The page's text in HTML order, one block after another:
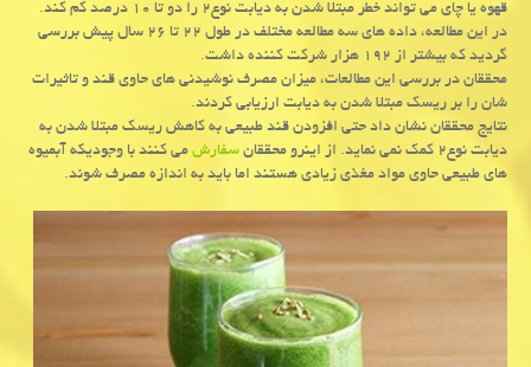
قهوه یا چای می تواند خطر مبتلا شدن به دیابت نوع۲ را دو تا ۱۰ درصد كم كند.
در این مطالعه، داده های سه مطالعه مختلف در طول ۲۲ تا ۲۶ سال پیش بررسی
گردید كه بیشتر از ۱۹۲ هزار شركت كننده داشت.
محققان در بررسی این مطالعات، میزان مصرف نوشیدنی های حاوی قند و تاثیرات
شان را بر ریسك مبتلا شدن به دیابت ارزیابی كردند.
نتایج محققان نشان داد حتی افزودن قند طبیعی به كاهش ریسك مبتلا شدن به
دیابت نوع۲ كمك نمی نماید. از اینرو محققان
سفارشمی كنند با وجودیكه آبمیوه
های طبیعی حاوی مواد مغذی زیادی هستند اما باید به اندازه مصرف شوند.